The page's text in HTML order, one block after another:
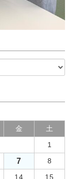
金 土
1
7 8
14 15